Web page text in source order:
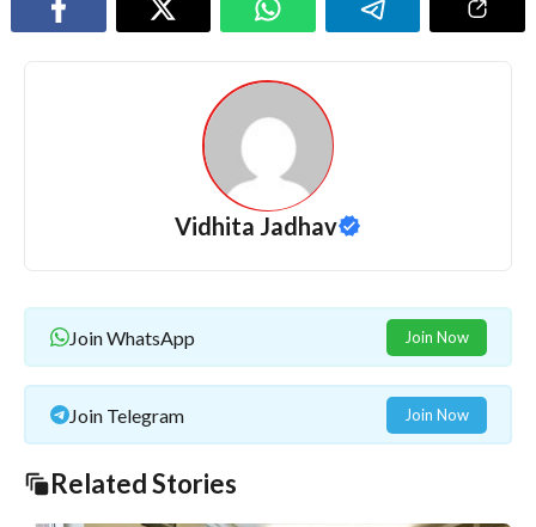
Vidhita Jadhav
Join WhatsApp Join Now
Join Telegram Join Now
Related Stories